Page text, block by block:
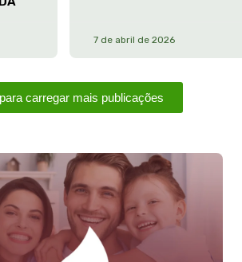
7 de abril de 2026
carregar mais publicações